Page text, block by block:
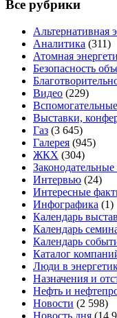
Все рубрики
Альтернативная
Аналитика (311)
Атомная
Безопасность
Видео (229)
Выставки,
Газ (3 645)
Галерея (945)
ЖКХ (304)
Интервью (24)
Интересные
Инфографика (1)
Календарь
Календарь
Календарь
Каталог
Люди в
Назначения и
Нефть и
Новости (2 598)